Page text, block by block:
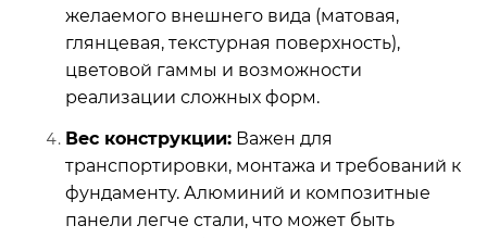
желаемого внешнего вида (матовая,
глянцевая, текстурная поверхность),
цветовой гаммы и возможности
реализации сложных форм.
Вес конструкции: Важен для
транспортировки, монтажа и требований к
фундаменту. Алюминий и композитные
панели легче стали, что может быть